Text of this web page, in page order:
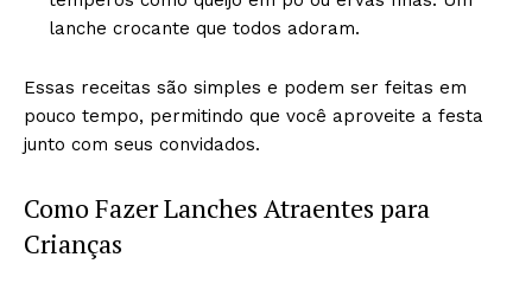
lanche crocante que todos adoram.
Essas receitas são simples e podem ser feitas em
pouco tempo, permitindo que você aproveite a festa
junto com seus convidados.
Como Fazer Lanches Atraentes para
Crianças